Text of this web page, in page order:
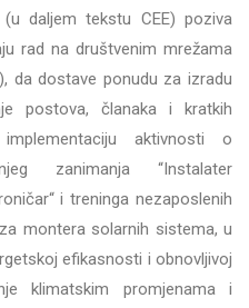
daljem tekstu CEE) poziva
rad na društvenim mrežama
da dostave ponudu za izradu
postova, članaka i kratkih
aktivnosti o
zanimanja “Instalater
i treninga nezaposlenih
montera solarnih sistema, u
efikasnosti i obnovljivoj
klimatskim promjenama i